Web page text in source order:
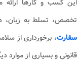
این کسب و کارها ارائه
تخصص، تسلط به زبان،
سفارت، برخورداری از
قانونی و بسیاری از موارد